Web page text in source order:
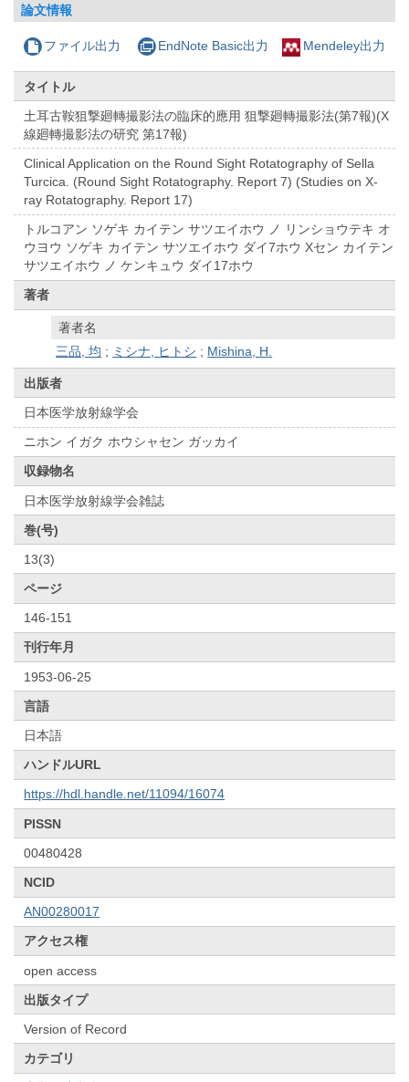
論文情報
ファイル出力 EndNote Basic出力 Mendeley出力
タイトル
土耳古鞍狙撃廻轉撮影法の臨床的應用 狙撃廻轉撮影法(第7報)(X
線廻轉撮影法の研究 第17報)
Clinical Application on the Round Sight Rotatography of Sella
Turcica. (Round Sight Rotatography. Report 7) (Studies on X-
ray Rotatography. Report 17)
トルコアン ソゲキ カイテン サツエイホウ ノ リンショウテキ オ
ウヨウ ソゲキ カイテン サツエイホウ ダイ7ホウ Xセン カイテン
サツエイホウ ノ ケンキュウ ダイ17ホウ
著者
著者名
三品, 均 ; ミシナ, ヒトシ ; Mishina, H.
出版者
日本医学放射線学会
ニホン イガク ホウシャセン ガッカイ
収録物名
日本医学放射線学会雑誌
巻(号)
13(3)
ページ
146-151
刊行年月
1953-06-25
言語
日本語
ハンドルURL
https://hdl.handle.net/11094/16074
PISSN
00480428
NCID
AN00280017
アクセス権
open access
出版タイプ
Version of Record
カテゴリ